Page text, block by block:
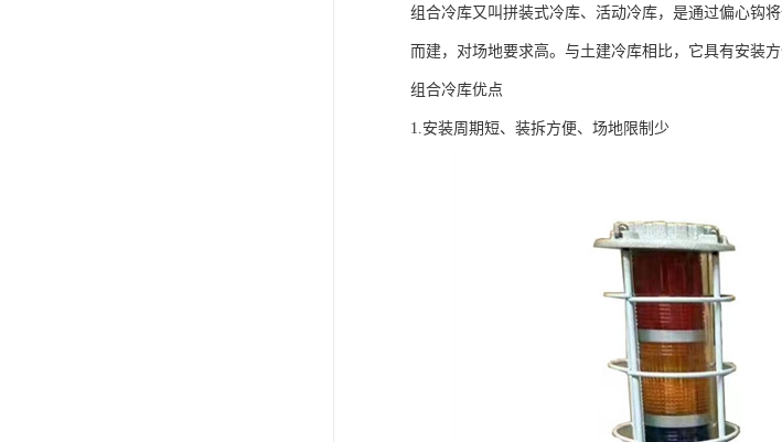
组合冷库又叫拼装式冷库、活动冷库，是通过偏心钩
而建，对场地要求高。与土建冷库相比，它具有安装
组合冷库优点
1.安装周期短、装拆方便、场地限制少